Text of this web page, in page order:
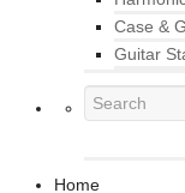
Case &
Guitar
Home